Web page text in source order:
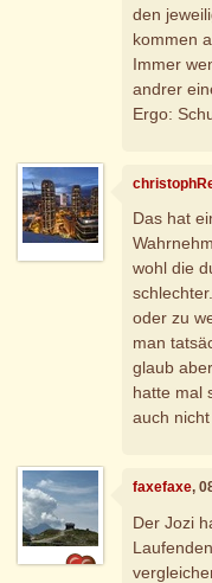
den
kommen
Immer
andrer
Ergo:
Das hat
wohl die
oder zu
man
glaub
hatte mal
auch
faxefaxe,
Der Jozi